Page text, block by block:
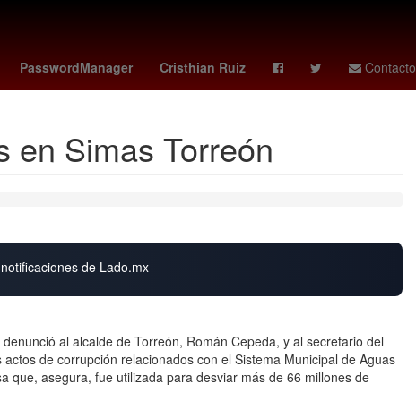
PasswordManager Cristhian Ruiz Contacto
pacers - nets dmax mexico
en Simas Torreón
de Lado.mx
al alcalde de Torreón, Román Cepeda, y al secretario del
de corrupción relacionados con el Sistema Municipal de Aguas
que, asegura, fue utilizada para desviar más de 66 millones de